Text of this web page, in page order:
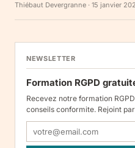
Thiébaut Devergranne · 15 janvier
NEWSLETTER
Formation RGPD
Recevez notre formation
conseils conformite. Rejoint